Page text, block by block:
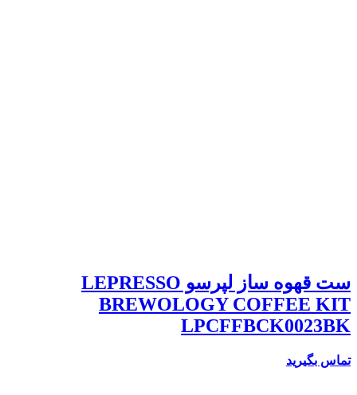
ست قهوه ساز لپرسو LEPRESSO
BREWOLOGY COFFEE KIT
LPCFFBCK0023BK
تماس بگیرید